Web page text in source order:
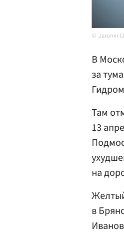
Jaromir
В
за
Там
13
на
в